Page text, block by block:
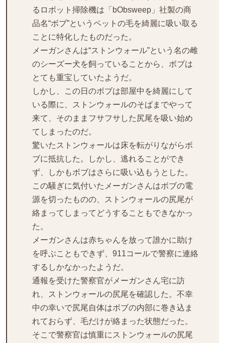
るロボット掃除機は「bObsweep」社製の商
品名“ボブ”というペットの毛を綺麗に吸い取る
ことに特化したものだった。
メーガンさんは“ストンウォール”という名の雌
のシーズー犬を飼っていることから、ボブは
とても重宝していたようだ。
しかし、この日のボブは部屋中を綺麗にして
いる際に、ストンウォールのそばまでやって
来て、そのままフサフサした尻尾を吸い始め
てしまったのだ。
驚いたストンウォールは床を転がりながらボ
ブに抵抗した。しかし、逃れることができ
ず、しかもボブはさらに吸い込もうとした。
この騒ぎに気付いたメーガンさんはボブの電
源を切ったものの、ストンウォールの尻尾が
絡まってしまってどうすることもできなかっ
た。
メーガンさんは赤ちゃんを放って誰かに助け
を呼ぶこともできず、911コールで警察に連絡
するしかなかったようだ。
通報を受けた警察官がメーガンさん宅に訪
れ、ストンウォールの尻尾を確認した。不幸
中の幸いで尻尾自体はボブの内部に巻き込ま
れておらず、毛だけが絡まった状態だった。
そこで警察官は慎重にストンウォールの尻尾